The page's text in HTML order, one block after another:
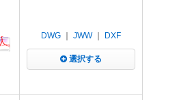
DWG JWW｜ DXF
選択する